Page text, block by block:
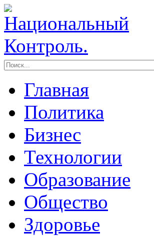
Главная
Политика
Бизнес
Технологии
Образование
Общество
Здоровье